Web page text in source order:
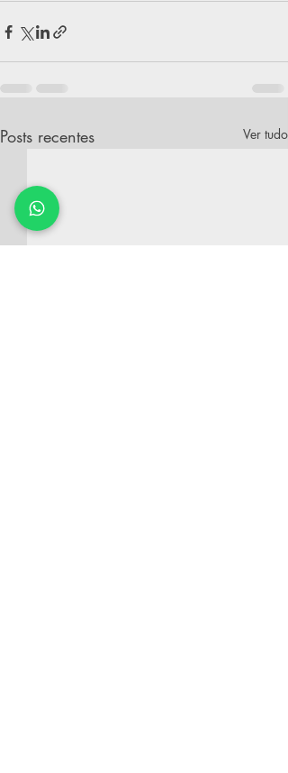
Posts recentes Ver tudo